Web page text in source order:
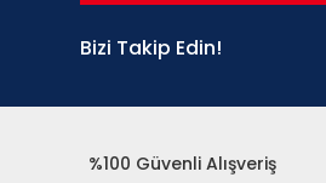
Bizi Takip Edin!
%100 Güvenli Alışveriş